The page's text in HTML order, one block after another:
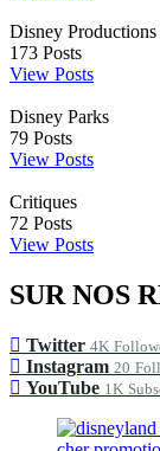
Disney Productions
173 Posts
View Posts
Disney Parks
79 Posts
View Posts
Critiques
72 Posts
View Posts
SUR NOS
Twitter 4K
Instagram 20
YouTube 1K